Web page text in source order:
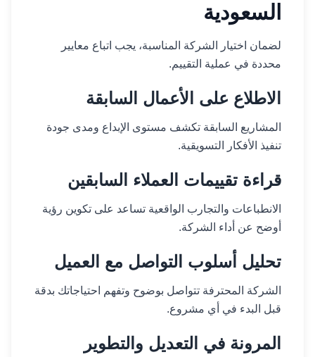
السعودية
لضمان اختيار الشركة المناسبة، يجب اتباع معايير
محددة في عملية التقييم.
الاطلاع على الأعمال السابقة
المشاريع السابقة تكشف مستوى الإبداع ومدى جودة
تنفيذ الأفكار التسويقية.
قراءة تقييمات العملاء السابقين
الانطباعات والتجارب الواقعية تساعد على تكوين رؤية
أوضح عن أداء الشركة.
تحليل أسلوب التواصل مع العميل
الشركة المحترفة تتواصل بوضوح وتفهم احتياجاتك بدقة
قبل البدء في أي مشروع.
المرونة في التعديل والتطوير